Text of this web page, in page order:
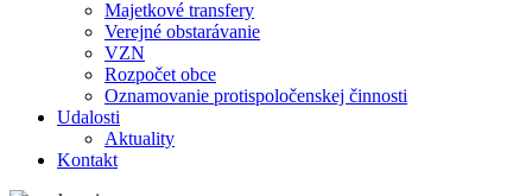
Majetkové transfery
Verejné obstarávanie
VZN
Rozpočet obce
Oznamovanie protispoločenskej činnosti
Udalosti
Aktuality
Kontakt